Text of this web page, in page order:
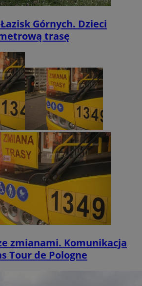
Górnych. Dzieci
trasę
zmianami. Komunikacja
Tour de Pologne